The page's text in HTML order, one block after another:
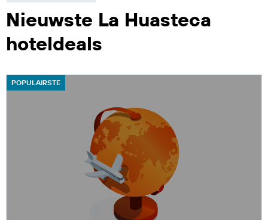
Nieuwste La Huasteca
hoteldeals
POPULAIRSTE